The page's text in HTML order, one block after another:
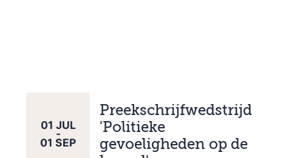
01 JUL
-
01 SEP
Preekschrijfwedstrijd
'Politieke
gevoeligheden op de